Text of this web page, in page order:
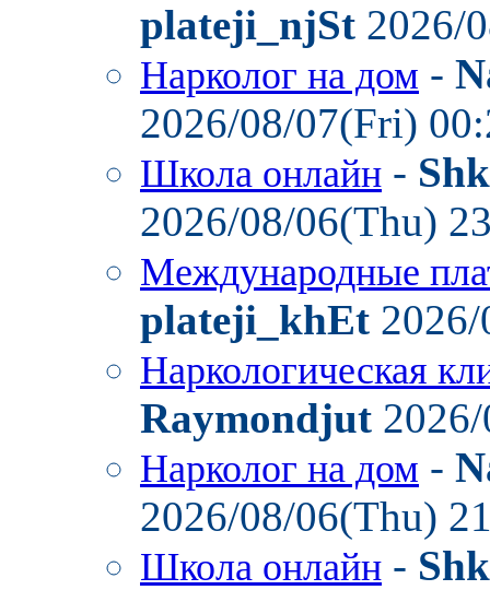
plateji_njSt 2026/
Нарколог на дом -
2026/08/07(Fri)
Школа онлайн -
2026/08/06(Thu)
Международные
plateji_khEt
Наркологическая
Raymondjut
Нарколог на дом -
2026/08/06(Thu)
Школа онлайн -